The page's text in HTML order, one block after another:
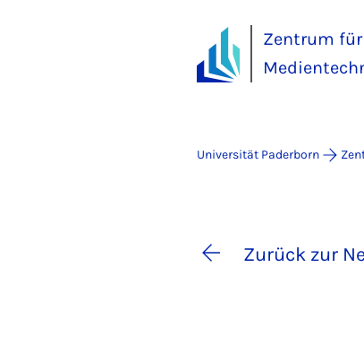
Zentrum
Universität Paderborn
Zurück zur